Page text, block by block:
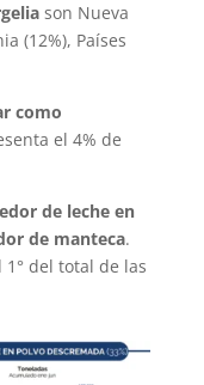
son Nueva
(12%), Países
como
el 4% de
de leche en
de manteca.
del total de las